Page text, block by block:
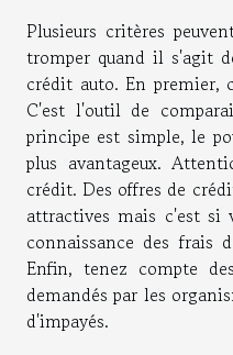
Plusieurs critères
tromper quand il s'agit
crédit auto. En premier,
C'est l'outil de
principe est simple, le
plus avantageux.
crédit. Des offres de
attractives mais c'est si
connaissance des frais
Enfin, tenez compte
demandés par les
d'impayés.